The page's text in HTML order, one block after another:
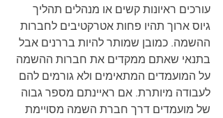
עורכים ראיונות קשים או מנהלים תהליך
גיוס ארוך תהיו פחות אטרקטיבים לחברות
ההשמה. כמובן שמותר להיות בררנים אבל
בתנאי שאתם ממקדים את חברות ההשמה
על המועמדים המתאימים ולא גורמים להם
לעבודה מיותרת. אם ראיינתם מספר גבוה
של מועמדים דרך חברת השמה מסויימת